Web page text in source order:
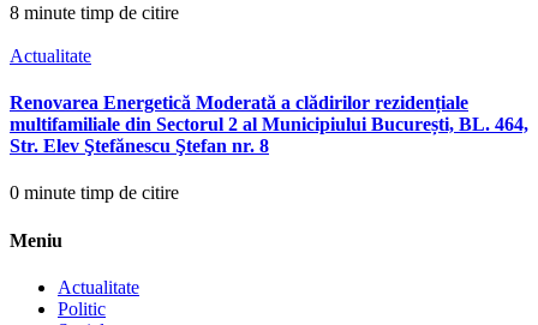
8 minute timp de citire
Actualitate
Renovarea Energetică Moderată a clădirilor rezidențiale
multifamiliale din Sectorul 2 al Municipiului București, BL. 464,
Str. Elev Ştefănescu Ştefan nr. 8
0 minute timp de citire
Meniu
Actualitate
Politic